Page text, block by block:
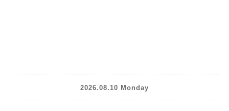
2026.08.10 Monday